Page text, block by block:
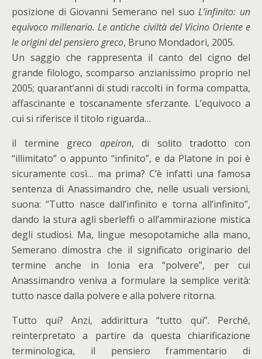
posizione di Giovanni Semerano nel suoL’infinito: un
equivoco millenario. Le antiche civiltà del Vicino Oriente e
le origini del pensiero greco, Bruno Mondadori, 2005.
Un saggio che rappresenta il canto del cigno del
grande filologo, scomparso anzianissimo proprio nel
2005; quarant’anni di studi raccolti in forma compatta,
affascinante e toscanamente sferzante. L’equivoco a
cui si riferisce il titolo riguarda…
il termine greco apeiron, di solito tradotto con
“illimitato” o appunto “infinito”, e da Platone in poi è
sicuramente così… ma prima? C’è infatti una famosa
sentenza di Anassimandro che, nelle usuali versioni,
suona: “Tutto nasce dall’infinito e torna all’infinito”,
dando la stura agli sberleffi o all’ammirazione mistica
degli studiosi. Ma, lingue mesopotamiche alla mano,
Semerano dimostra che il significato originario del
termine anche in Ionia era “polvere”, per cui
Anassimandro veniva a formulare la semplice verità:
tutto nasce dalla polvere e alla polvere ritorna.
Tutto qui? Anzi, addirittura “tutto qui”. Perché,
reinterpretato a partire da questa chiarificazione
terminologica, il pensiero frammentario di